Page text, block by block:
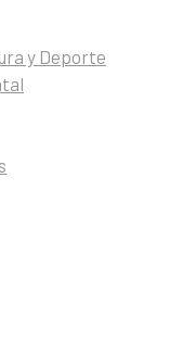
y Deporte